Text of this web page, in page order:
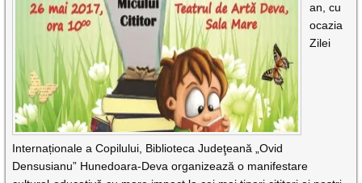
an, cu
ocazia
Zilei
Internaționale a Copilului, Biblioteca Judeţeană „Ovid
Densusianu” Hunedoara-Deva organizează o manifestare